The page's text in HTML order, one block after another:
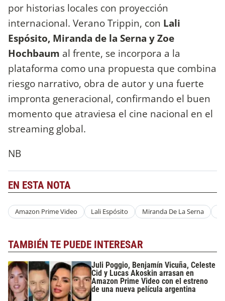
por historias locales con proyección
internacional. Verano Trippin, con Lali
Espósito, Miranda de la Serna y Zoe
Hochbaum al frente, se incorpora a la
plataforma como una propuesta que combina
riesgo narrativo, obra de autor y una fuerte
impronta generacional, confirmando el buen
momento que atraviesa el cine nacional en el
streaming global.
NB
EN ESTA NOTA
Amazon Prime Video Lali Espósito Miranda De La Serna
TAMBIÉN TE PUEDE INTERESAR
Juli Poggio, Benjamín Vicuña, Celeste
Cid y Lucas Akoskin arrasan en
Amazon Prime Video con el estreno
de una nueva película argentina